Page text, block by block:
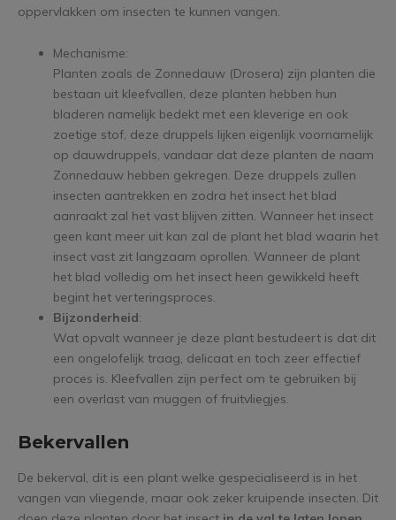
oppervlakken om insecten te kunnen vangen.
Mechanisme:
Planten zoals de Zonnedauw (Drosera) zijn planten die
bestaan uit kleefvallen, deze planten hebben hun
bladeren namelijk bedekt met een kleverige en ook
zoetige stof, deze druppels lijken eigenlijk voornamelijk
op dauwdruppels, vandaar dat deze planten de naam
Zonnedauw hebben gekregen. Deze druppels zullen
insecten aantrekken en zodra het insect het blad
aanraakt zal het vast blijven zitten. Wanneer het insect
geen kant meer uit kan zal de plant het blad waarin het
insect vast zit langzaam oprollen. Wanneer de plant
het blad volledig om het insect heen gewikkeld heeft
begint het verteringsproces.
Bijzonderheid:
Wat opvalt wanneer je deze plant bestudeert is dat dit
een ongelofelijk traag, delicaat en toch zeer effectief
proces is. Kleefvallen zijn perfect om te gebruiken bij
een overlast van muggen of fruitvliegjes.
Bekervallen
De bekerval, dit is een plant welke gespecialiseerd is in het
vangen van vliegende, maar ook zeker kruipende insecten. Dit